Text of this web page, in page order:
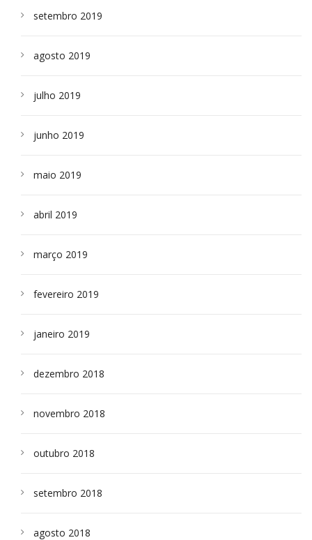
setembro 2019
agosto 2019
julho 2019
junho 2019
maio 2019
abril 2019
março 2019
fevereiro 2019
janeiro 2019
dezembro 2018
novembro 2018
outubro 2018
setembro 2018
agosto 2018